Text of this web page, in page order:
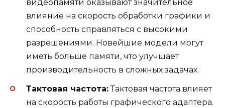
видеопамяти оказывают значительное
влияние на скорость обработки графики и
способность справляться с высокими
разрешениями. Новейшие модели могут
иметь больше памяти, что улучшает
производительность в сложных задачах.
Тактовая частота:Тактовая частота влияет
на скорость работы графического адаптера.